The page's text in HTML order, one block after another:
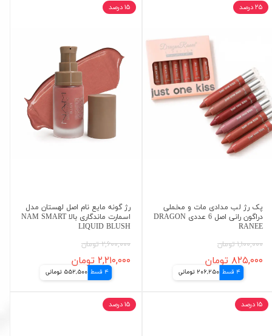
پک رژ لب مدادی مات و مخملی
دراگون رانی اصل 6 عددی DRAGON
RANEE
۱,۱۰۰,۰۰۰ تومان
۸۲۵,۰۰۰ تومان
4 قسط 206,250 تومانی
۲۵ درصد
رژ گونه مایع نام اصل لهستان مدل
اسمارت ماندگاری بالا NAM SMART
LIQUID BLUSH
۲,۶۰۰,۰۰۰ تومان
۲,۲۱۰,۰۰۰ تومان
4 قسط 552,500 تومانی
۱۵ درصد
۱۵ درصد ۱۵ درصد